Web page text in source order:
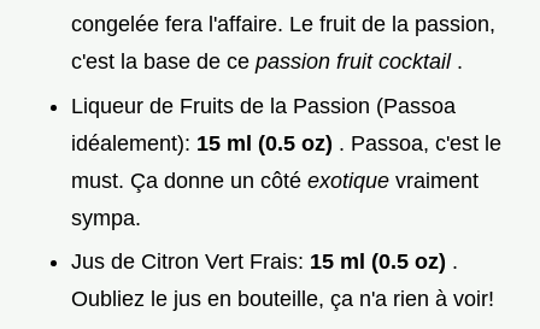
congelée fera l'affaire. Le fruit de la passion,
c'est la base de ce passion fruit cocktail .
Liqueur de Fruits de la Passion (Passoa
idéalement): 15 ml (0.5 oz) . Passoa, c'est le
must. Ça donne un côté exotique vraiment
sympa.
Jus de Citron Vert Frais: 15 ml (0.5 oz) .
Oubliez le jus en bouteille, ça n'a rien à voir!